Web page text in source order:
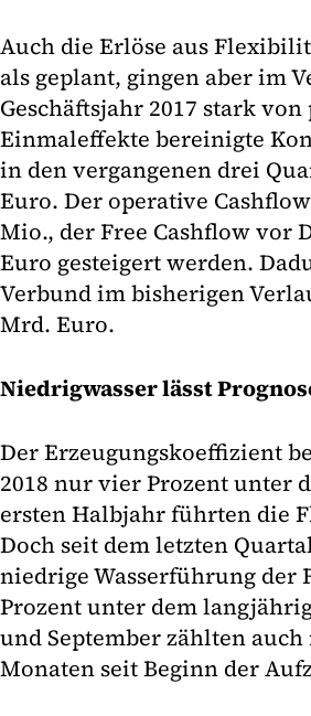
Auch die Erlöse aus
als geplant, gingen aber im
Geschäftsjahr 2017 stark
Einmaleffekte bereinigte
in den vergangenen drei
Euro. Der operative
Mio., der Free Cashflow vor
Euro gesteigert werden.
Verbund im bisherigen
Mrd. Euro.
Niedrigwasser lässt
Der Erzeugungskoeffizient
2018 nur vier Prozent unter
ersten Halbjahr führten die
Doch seit dem letzten
niedrige Wasserführung der
Prozent unter dem
und September zählten
Monaten seit Beginn der